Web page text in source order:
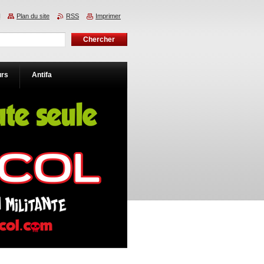
Antifa
Plan du site RSS Imprimer